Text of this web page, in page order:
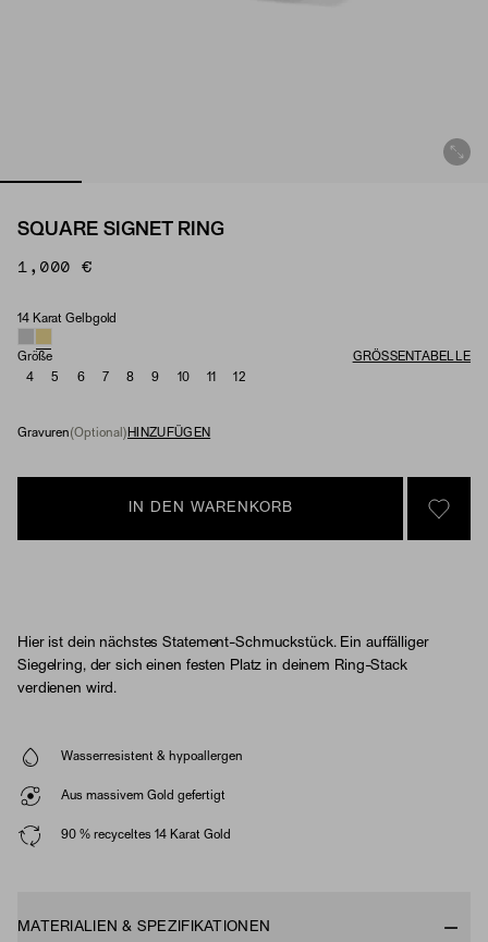
SQUARE SIGNET RING
1,000 €
Material
14 Karat Gelbgold
Größe
GRÖSSENTABELLE
4
5 6 7 8 9 10 11 12
Gravuren (Optional) HINZUFÜGEN
IN DEN WARENKORB
SIGN
Hier ist dein nächstes Statement-Schmuckstück. Ein auffälliger
Siegelring, der sich einen festen Platz in deinem Ring-Stack
verdienen wird.
Wasserresistent & hypoallergen
Aus massivem Gold gefertigt
90 % recyceltes 14 Karat Gold
MATERIALIEN & SPEZIFIKATIONEN